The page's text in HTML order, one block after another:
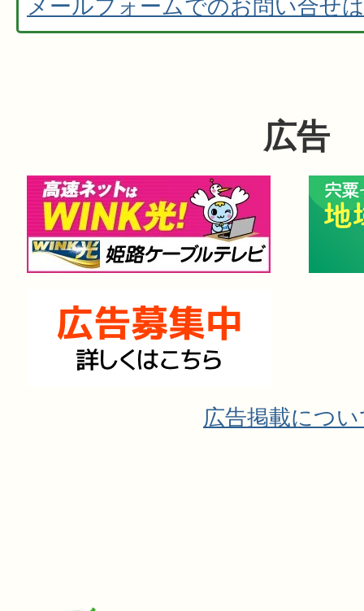
メールフォームでのお問い合せ
広告
広告掲載につ